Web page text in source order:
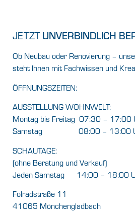
JETZTUNVERBINDLICH
Ob Neubau oder Renovierung –
steht Ihnen mit Fachwissen und
ÖFFNUNGSZEITEN:
AUSSTELLUNG WOHNWELT:
Montag bis Freitag 07:30 – 17:00
Samstag 08:00 – 13:00
SCHAUTAGE:
(ohne Beratung und Verkauf)
Jeden Samstag 14:00 – 18:00
Folradstraße 11
41065 Mönchengladbach